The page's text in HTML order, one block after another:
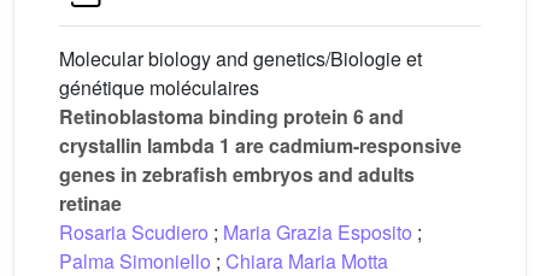
Molecular biology and genetics/Biologie et
génétique moléculaires
Retinoblastoma binding protein 6 and
crystallin lambda 1 are cadmium-responsive
genes in zebrafish embryos and adults
retinae
Rosaria Scudiero ; Maria Grazia Esposito ;
Palma Simoniello ; Chiara Maria Motta